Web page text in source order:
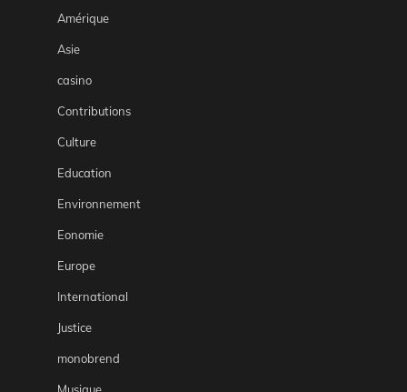
Amérique
Asie
casino
Contributions
Culture
Education
Environnement
Eonomie
Europe
International
Justice
monobrend